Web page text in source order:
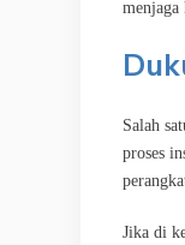
menjaga
Salah
proses
Jika di